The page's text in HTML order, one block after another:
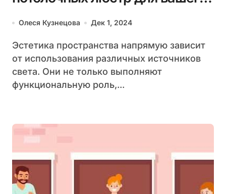
интерьера
Олеся Кузнецова Дек 1, 2024
Эстетика пространства напрямую зависит
от использования различных источников
света. Они не только выполняют
функциональную роль,...